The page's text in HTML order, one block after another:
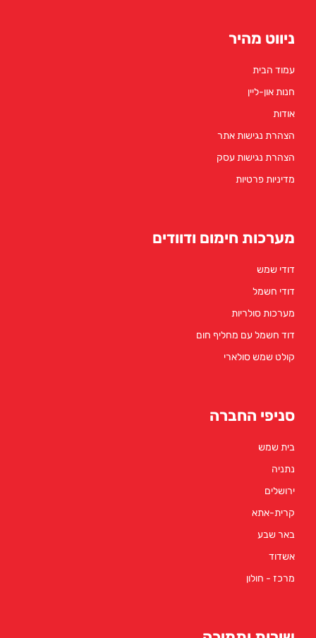
ניווט מהיר
עמוד הבית
חנות און-ליין
אודות
הצהרת נגישות אתר
הצהרת נגישות עסק
מדיניות פרטיות
מערכות חימום ודוודים
דודי שמש
דודי חשמל
מערכות סולריות
דוד חשמל עם מחליף חום
קולט שמש סולארי
סניפי החברה
בית שמש
נתניה
ירושלים
קרית-אתא
באר שבע
אשדוד
מרכז - חולון